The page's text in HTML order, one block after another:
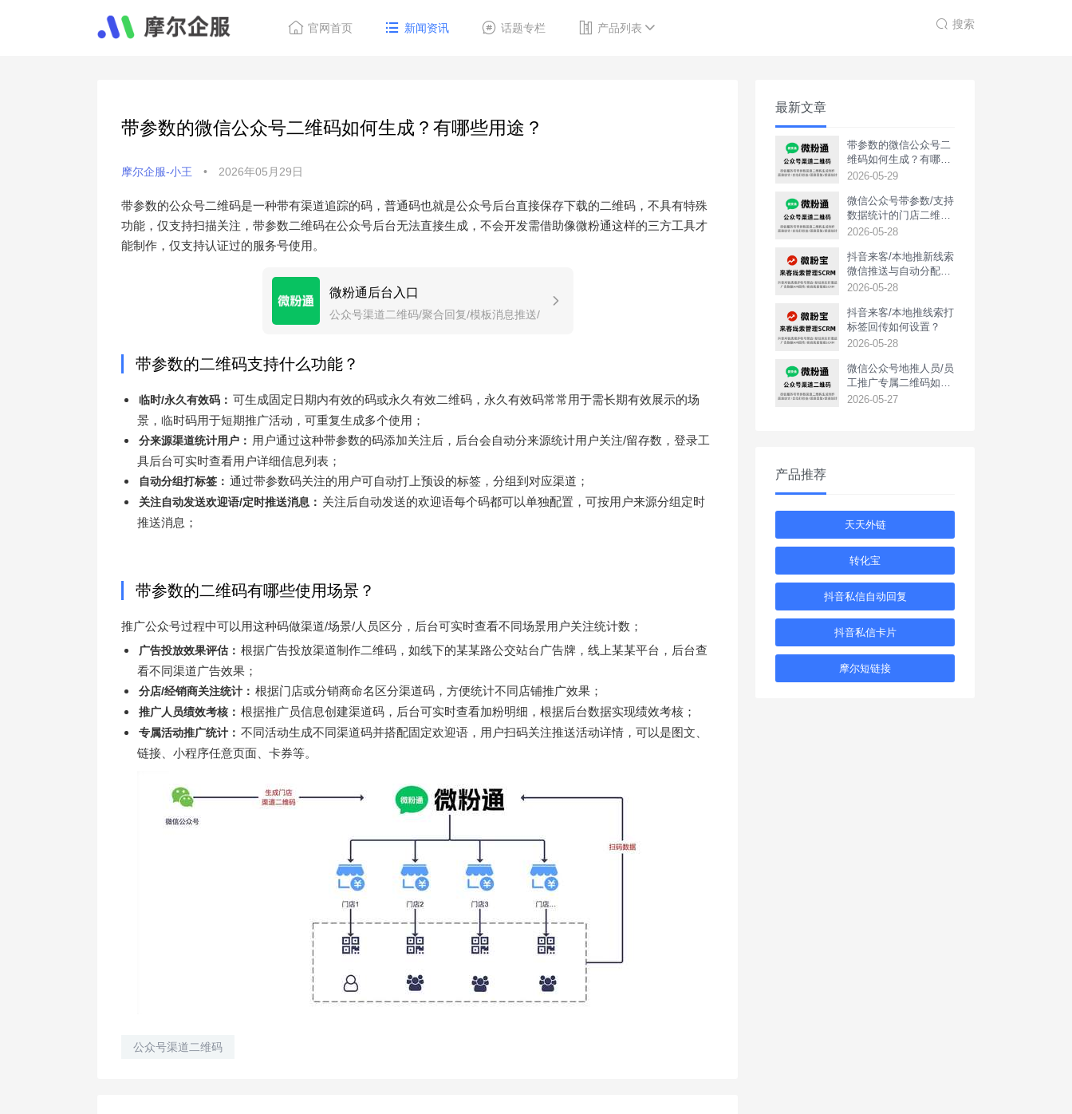
官网首页 新闻资讯 话题专栏 产品列表 搜索
带参数的微信公众号二维码如何生成？有哪些用途？
摩尔企服-小王 • 2026年05月29日
带参数的公众号二维码是一种带有渠道追踪的码，普通码也就是公众号后台直接保存下载的二维码，不具有特殊
功能，仅支持扫描关注，带参数二维码在公众号后台无法直接生成，不会开发需借助像微粉通这样的三方工具才
能制作，仅支持认证过的服务号使用。
微粉通后台入口
公众号渠道二维码/聚合回复/模板消息推送/
带参数的二维码支持什么功能？
临时/永久有效码： 可生成固定日期内有效的码或永久有效二维码，永久有效码常常用于需长期有效展示的场
景，临时码用于短期推广活动，可重复生成多个使用；
分来源渠道统计用户： 用户通过这种带参数的码添加关注后，后台会自动分来源统计用户关注/留存数，登录工
具后台可实时查看用户详细信息列表；
自动分组打标签： 通过带参数码关注的用户可自动打上预设的标签，分组到对应渠道；
关注自动发送欢迎语/定时推送消息： 关注后自动发送的欢迎语每个码都可以单独配置，可按用户来源分组定时
推送消息；
带参数的二维码有哪些使用场景？
推广公众号过程中可以用这种码做渠道/场景/人员区分，后台可实时查看不同场景用户关注统计数；
广告投放效果评估： 根据广告投放渠道制作二维码，如线下的某某路公交站台广告牌，线上某某平台，后台查
看不同渠道广告效果；
分店/经销商关注统计： 根据门店或分销商命名区分渠道码，方便统计不同店铺推广效果；
推广人员绩效考核： 根据推广员信息创建渠道码，后台可实时查看加粉明细，根据后台数据实现绩效考核；
专属活动推广统计： 不同活动生成不同渠道码并搭配固定欢迎语，用户扫码关注推送活动详情，可以是图文、
链接、小程序任意页面、卡券等。
公众号渠道二维码
最新文章
带参数的微信公众号二
维码如何生成？有哪些
用途？
2026-05-29
微信公众号带参数/支持
数据统计的门店二维码
如何生成？
2026-05-28
抖音来客/本地推新线索
微信推送与自动分配如
何实现？
2026-05-28
抖音来客/本地推线索打
标签回传如何设置？
2026-05-28
‌微信公众号地推人员/员
工推广专属二维码如何
生成？
2026-05-27
产品推荐
天天外链
转化宝
抖音私信自动回复
抖音私信卡片
摩尔短链接